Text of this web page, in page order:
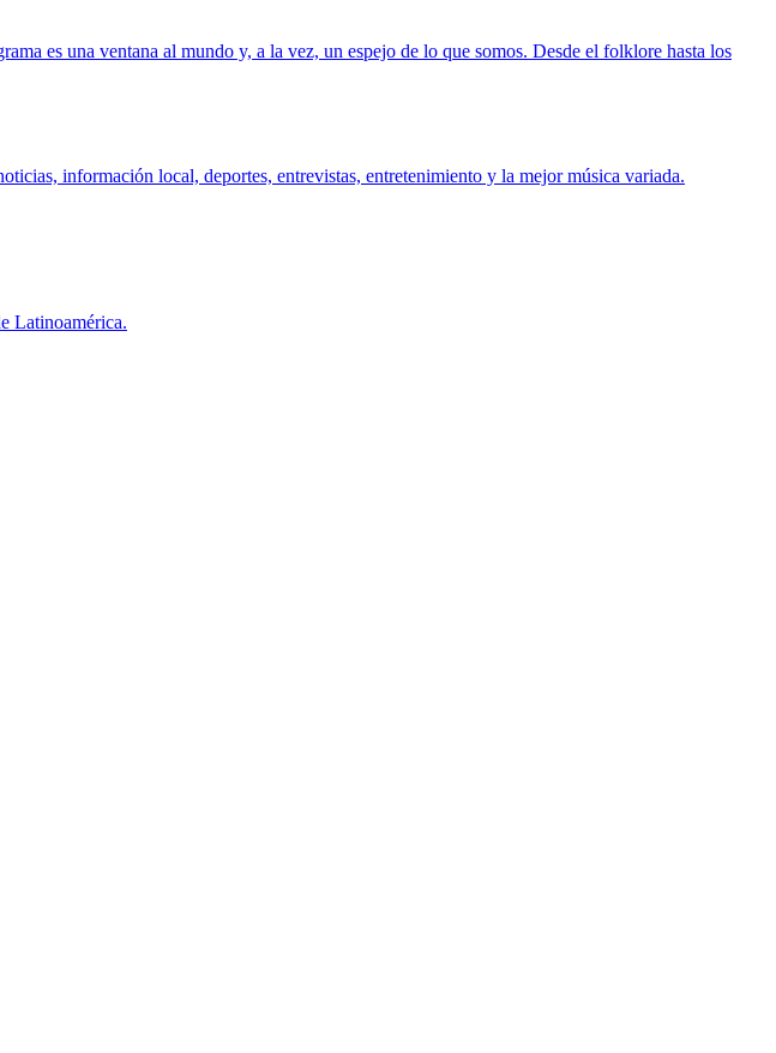
es una ventana al mundo y, a la vez, un espejo de lo que somos. Desde el folklore hasta los
información local, deportes, entrevistas, entretenimiento y la mejor música variada.
Latinoamérica.